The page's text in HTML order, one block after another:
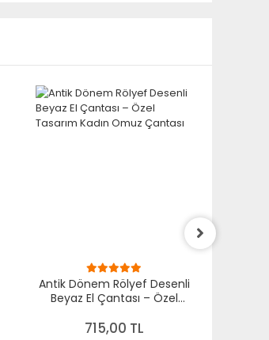
Antik Dönem Rölyef Desenli
Beyaz El Çantası – Özel
Çantası
715,00 TL